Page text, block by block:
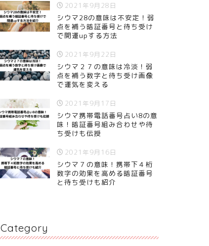
2021年9月28日
シウマ28の意味は不安定！弱
点を補う暗証番号と待ち受け
で開運upする方法
2021年9月22日
シウマ２７の意味は冷淡！弱
点を補う数字と待ち受け画像
で運気を変える
2021年9月17日
シウマ携帯電話番号占い8の意
味！暗証番号組み合わせや待
ち受けも伝授
2021年9月16日
シウマ７の意味！携帯下４桁
数字の効果を高める暗証番号
と待ち受けも紹介
Category